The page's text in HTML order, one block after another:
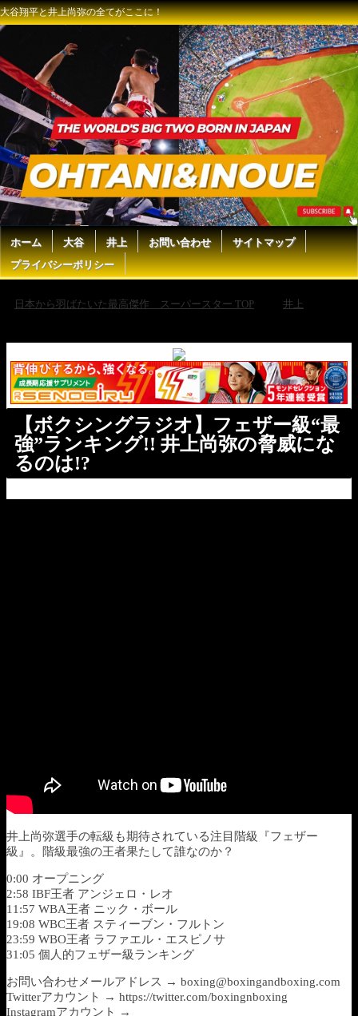
大谷翔平と井上尚弥の全てがここに！
ホーム 大谷 井上 お問い合わせ
サイトマップ
プライバシーポリシー
日本から羽ばたいた最高傑作 スーパースター TOP
井上
【ボクシングラジオ】フェザー級“最
強”ランキング!! 井上尚弥の脅威にな
るのは!?
井上尚弥選手の転級も期待されている注目階級『フェザー
級』。階級最強の王者果たして誰なのか？
0:00 オープニング
2:58 IBF王者 アンジェロ・レオ
11:57 WBA王者 ニック・ボール
19:08 WBC王者 スティーブン・フルトン
23:59 WBO王者 ラファエル・エスピノサ
31:05 個人的フェザー級ランキング
お問い合わせメールアドレス → boxing@boxingandboxing.com
Twitterアカウント → https://twitter.com/boxingnboxing
Instagramアカウント →